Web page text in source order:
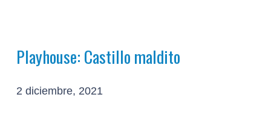
Playhouse: Castillo maldito
2 diciembre, 2021